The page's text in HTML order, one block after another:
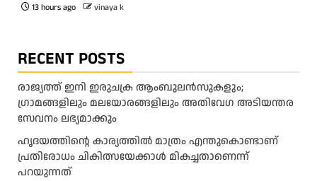
13 hours ago vinaya k
RECENT POSTS
രാജ്യത്ത് ഇനി ഇരുചക്ര ആംബുലന്‍സുകളും;
ഗ്രാമങ്ങളിലും മലയോരങ്ങളിലും അതിവേഗ അടിയന്തര
സേവനം ലഭ്യമാക്കും
ഹൃദയത്തിന്റെ കാര്യത്തിൽ മാത്രം എന്തുകൊണ്ടാണ്
പ്രതിരോധം ചികിത്സയേക്കാൾ മികച്ചതാണെന്ന്
പറയുന്നത്